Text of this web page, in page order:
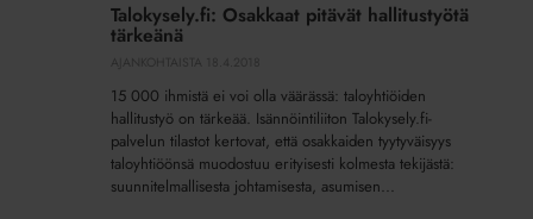
Talokysely.fi: Osakkaat pitävät hallitustyötä
tärkeänä
15 000 ihmistä ei voi olla väärässä: taloyhtiöiden
hallitustyö on tärkeää. Isännöintiliiton Talokysely.fi-
palvelun tilastot kertovat, että osakkaiden tyytyväisyys
taloyhtiöönsä muodostuu erityisesti kolmesta tekijästä:
suunnitelmallisesta johtamisesta, asumisen...